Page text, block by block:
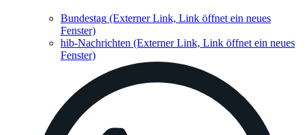
Bundestag (Externer Link, Link öffnet ein neues
Fenster)
hib-Nachrichten (Externer Link, Link öffnet ein neues
Fenster)